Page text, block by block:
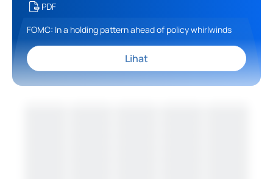
PDF
FOMC: In a holding pattern ahead of policy whirlwinds
Lihat